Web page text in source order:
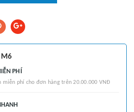
PHÍ
miễn phí cho đơn hàng trên 20.00.000 VNĐ